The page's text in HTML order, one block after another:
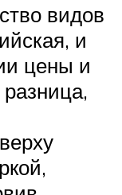
видов
и
цены и